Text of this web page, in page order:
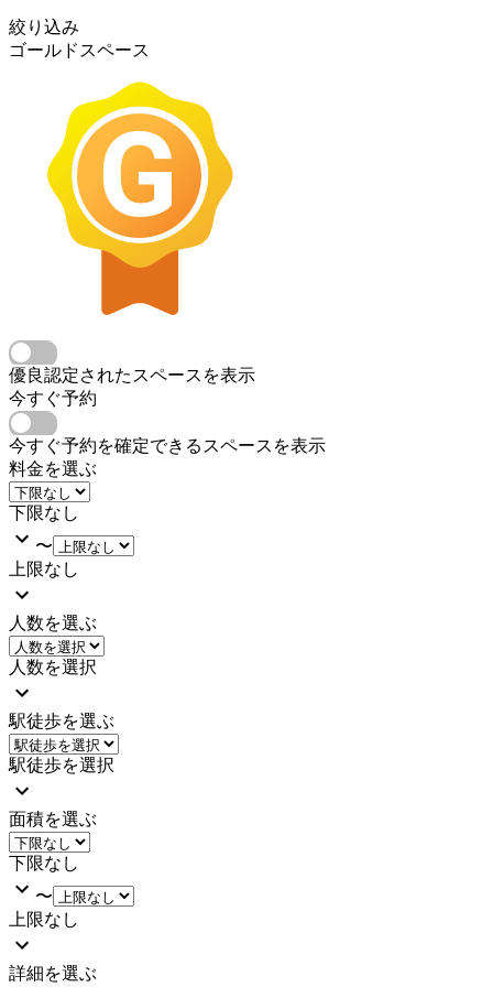
絞り込み
ゴールドスペース
優良認定されたスペースを表示
今すぐ予約
今すぐ予約を確定できるスペースを表示
料金を選ぶ
下限なし
〜
上限なし
人数を選ぶ
人数を選択
駅徒歩を選ぶ
駅徒歩を選択
面積を選ぶ
下限なし
〜
上限なし
詳細を選ぶ